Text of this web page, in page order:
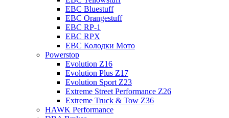
EBC Bluestuff
EBC Orangestuff
EBC RP-1
EBC RPX
EBC Колодки Мото
Powerstop
Evolution Z16
Evolution Plus Z17
Evolution Sport Z23
Extreme Street Performance Z26
Extreme Truck & Tow Z36
HAWK Performance